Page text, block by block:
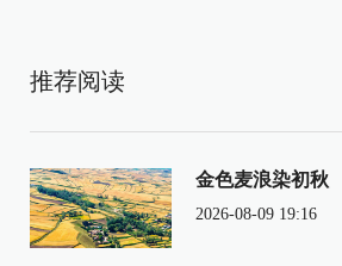
推荐阅读
金色麦浪染初秋
2026-08-09 19:16